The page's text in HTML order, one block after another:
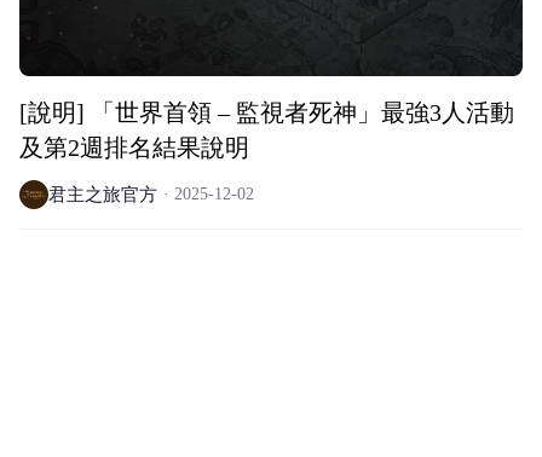
[說明] 「世界首領 – 監視者死神」最強3人活動
及第2週排名結果說明
君主之旅官方 2025-12-02